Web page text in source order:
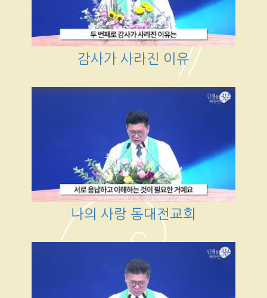
감사가 사라진 이유
나의 사랑 동대전교회